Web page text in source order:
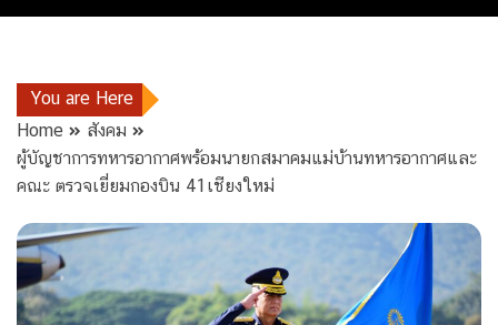
You are Here
Home
สังคม
ผู้บัญชาการทหารอากาศพร้อมนายกสมาคมแม่บ้านทหารอากาศและ
คณะ ตรวจเยี่ยมกองบิน 41เชียงใหม่